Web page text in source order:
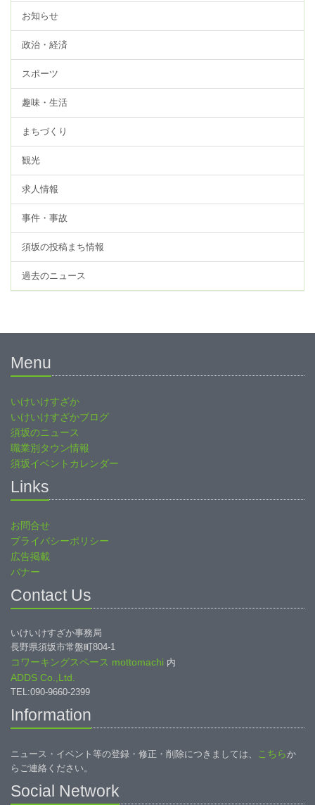
お知らせ
政治・経済
スポーツ
趣味・生活
まちづくり
観光
求人情報
事件・事故
須坂の投稿まち情報
過去のニュース
Menu
いけいけすざか
いけいけすざかブログ
須坂のニュース
職業別タウン情報
須坂イベントカレンダー
Links
お問合せ
プライバシーポリシー
広告掲載
バナー
Contact Us
いけいけすざか事務局
長野県須坂市常盤町804-1
コワーキングスペース mottomachi 内
ADDS Co.,Ltd.
TEL:090-9660-2399
Information
ニュース・イベント等の登録・修正・削除につきましては、 こちらか
らご連絡ください。
Social Network